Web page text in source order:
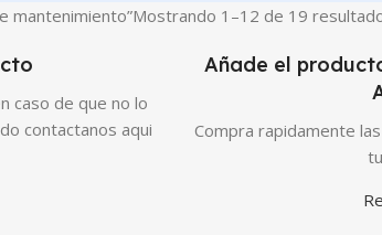
mantenimiento”Mostrando 1–12 de 19
caso de que no lo
contactanos aqui
Añade el
Compra rapidamente